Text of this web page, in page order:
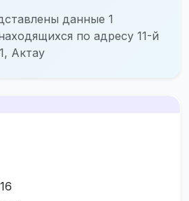
данные 1
по адресу 11-й
Актау